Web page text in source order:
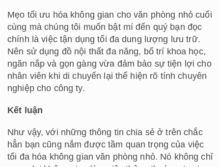
Mẹo tối ưu hóa không gian cho văn phòng nhỏ cuối
cùng mà chúng tôi muốn bật mí đến quý bạn đọc
chính là việc tận dụng tối đa dung lượng lưu trữ.
Nên sử dụng đồ nội thất đa năng, bố trí khoa học,
ngăn nắp và gọn gàng vừa đảm bảo sự tiện lợi cho
nhân viên khi di chuyển lại thể hiện rõ tính chuyên
nghiệp cho công ty.
Kết luận
Như vậy, với những thông tin chia sẻ ở trên chắc
hẳn bạn cũng nắm được tầm quan trọng của việc
tối đa hóa không gian văn phòng nhỏ. Nó không chỉ